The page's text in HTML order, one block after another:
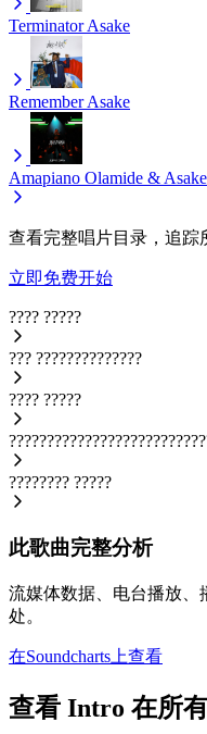
Terminator Asake
Remember Asake
Amapiano Olamide & Asake
查看完整唱片目录，追踪
立即免费开始
???? ?????
??? ??????????????
???? ?????
???????? ?????
此歌曲完整分析
流媒体数据、电台播放、
处。
在Soundcharts上查看
查看 Intro 在所